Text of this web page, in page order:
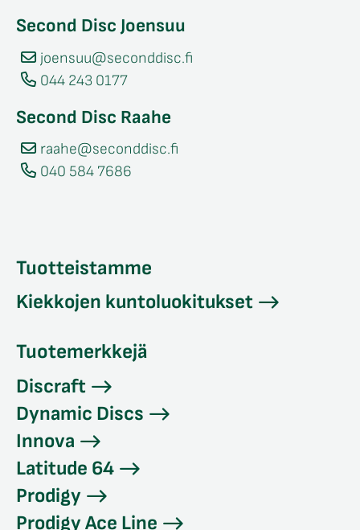
Second Disc Joensuu
joensuu@seconddisc.fi
044 243 0177
Second Disc Raahe
raahe@seconddisc.fi
040 584 7686
Tuotteistamme
Kiekkojen kuntoluokitukset
Tuotemerkkejä
Discraft
Dynamic Discs
Innova
Latitude 64
Prodigy
Prodigy Ace Line